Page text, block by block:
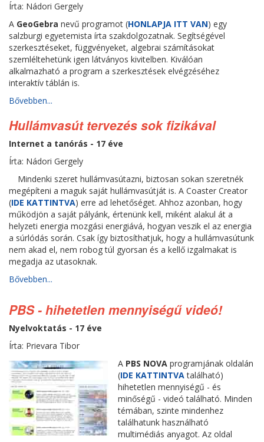
Írta: Nádori Gergely
A GeoGebra nevű programot (HONLAPJA ITT VAN) egy
salzburgi egyetemista írta szakdolgozatnak. Segítségével
szerkesztéseket, függvényeket, algebrai számításokat
szemléltehetünk igen látványos kivitelben. Kiválóan
alkalmazható a program a szerkesztések elvégzéséhez
interaktív táblán is.
Bővebben...
Hullámvasút tervezés sok fizikával
Internet a tanórás - 17 éve
Írta: Nádori Gergely
Mindenki szeret hullámvasútazni, biztosan sokan szeretnék
megépíteni a maguk saját hullámvasútját is. A Coaster Creator
(IDE KATTINTVA) erre ad lehetőséget. Ahhoz azonban, hogy
működjön a saját pályánk, értenünk kell, miként alakul át a
helyzeti energia mozgási energiává, hogyan veszik el az energia
a súrlódás során. Csak így biztosíthatjuk, hogy a hullámvasútunk
nem akad el, nem robog túl gyorsan és a kellő izgalmakat is
megadja az utasoknak.
Bővebben...
PBS - hihetetlen mennyiségű videó!
Nyelvoktatás - 17 éve
Írta: Prievara Tibor
A PBS NOVA programjának oldalán
(IDE KATTINTVAtalálható)
hihetetlen mennyiségű - és
minőségű - videó található. Minden
témában, szinte mindenhez
találhatunk használható
multimédiás anyagot. Az oldal